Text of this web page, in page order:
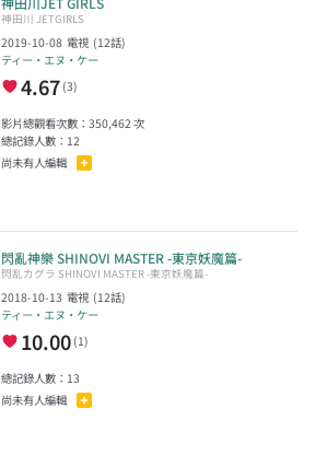
神田川 JETGIRLS
2019-10-08 電視 (12話)
ティー・エヌ・ケー
4.67 (3)
影片總觀看次數：350,462次
總記錄人數： 12
尚未有人編輯
閃亂神樂 SHINOVI MASTER -東京妖魔篇-
閃乱カグラ SHINOVI MASTER -東京妖魔篇-
2018-10-13 電視 (12話)
ティー・エヌ・ケー
10.00 (1)
總記錄人數： 13
尚未有人編輯